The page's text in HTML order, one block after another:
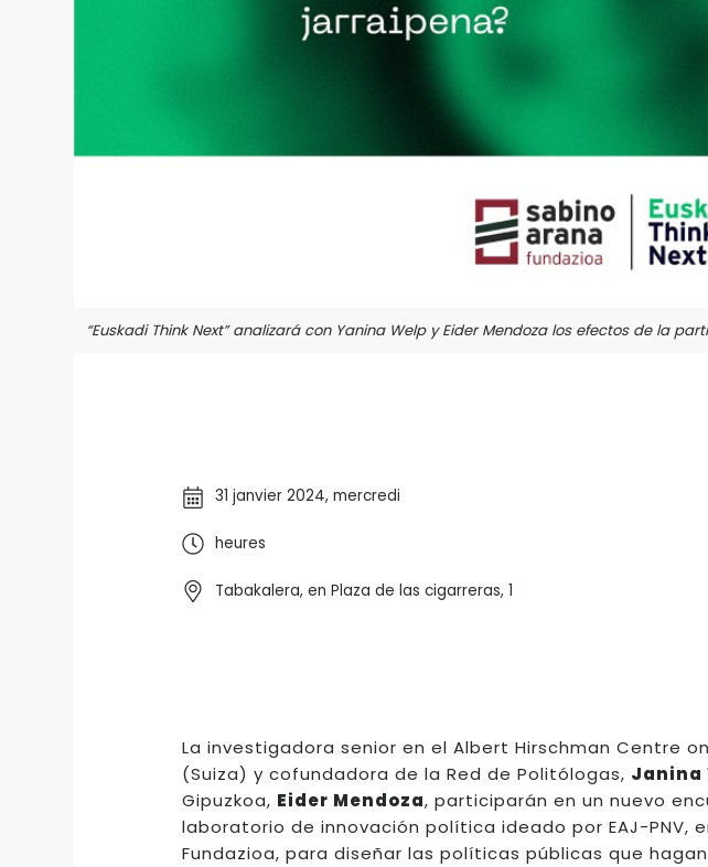
“Euskadi Think Next” analizará con Yanina Welp y Eider Mendoza los efectos de la
31 janvier 2024, mercredi
heures
Tabakalera, en Plaza de las cigarreras, 1
La investigadora senior en el Albert Hirschman Centre
(Suiza) y cofundadora de la Red de Politólogas, Janina
Gipuzkoa, Eider Mendoza, participarán en un nuevo
laboratorio de innovación política ideado por EAJ-PNV,
Fundazioa, para diseñar las políticas públicas que